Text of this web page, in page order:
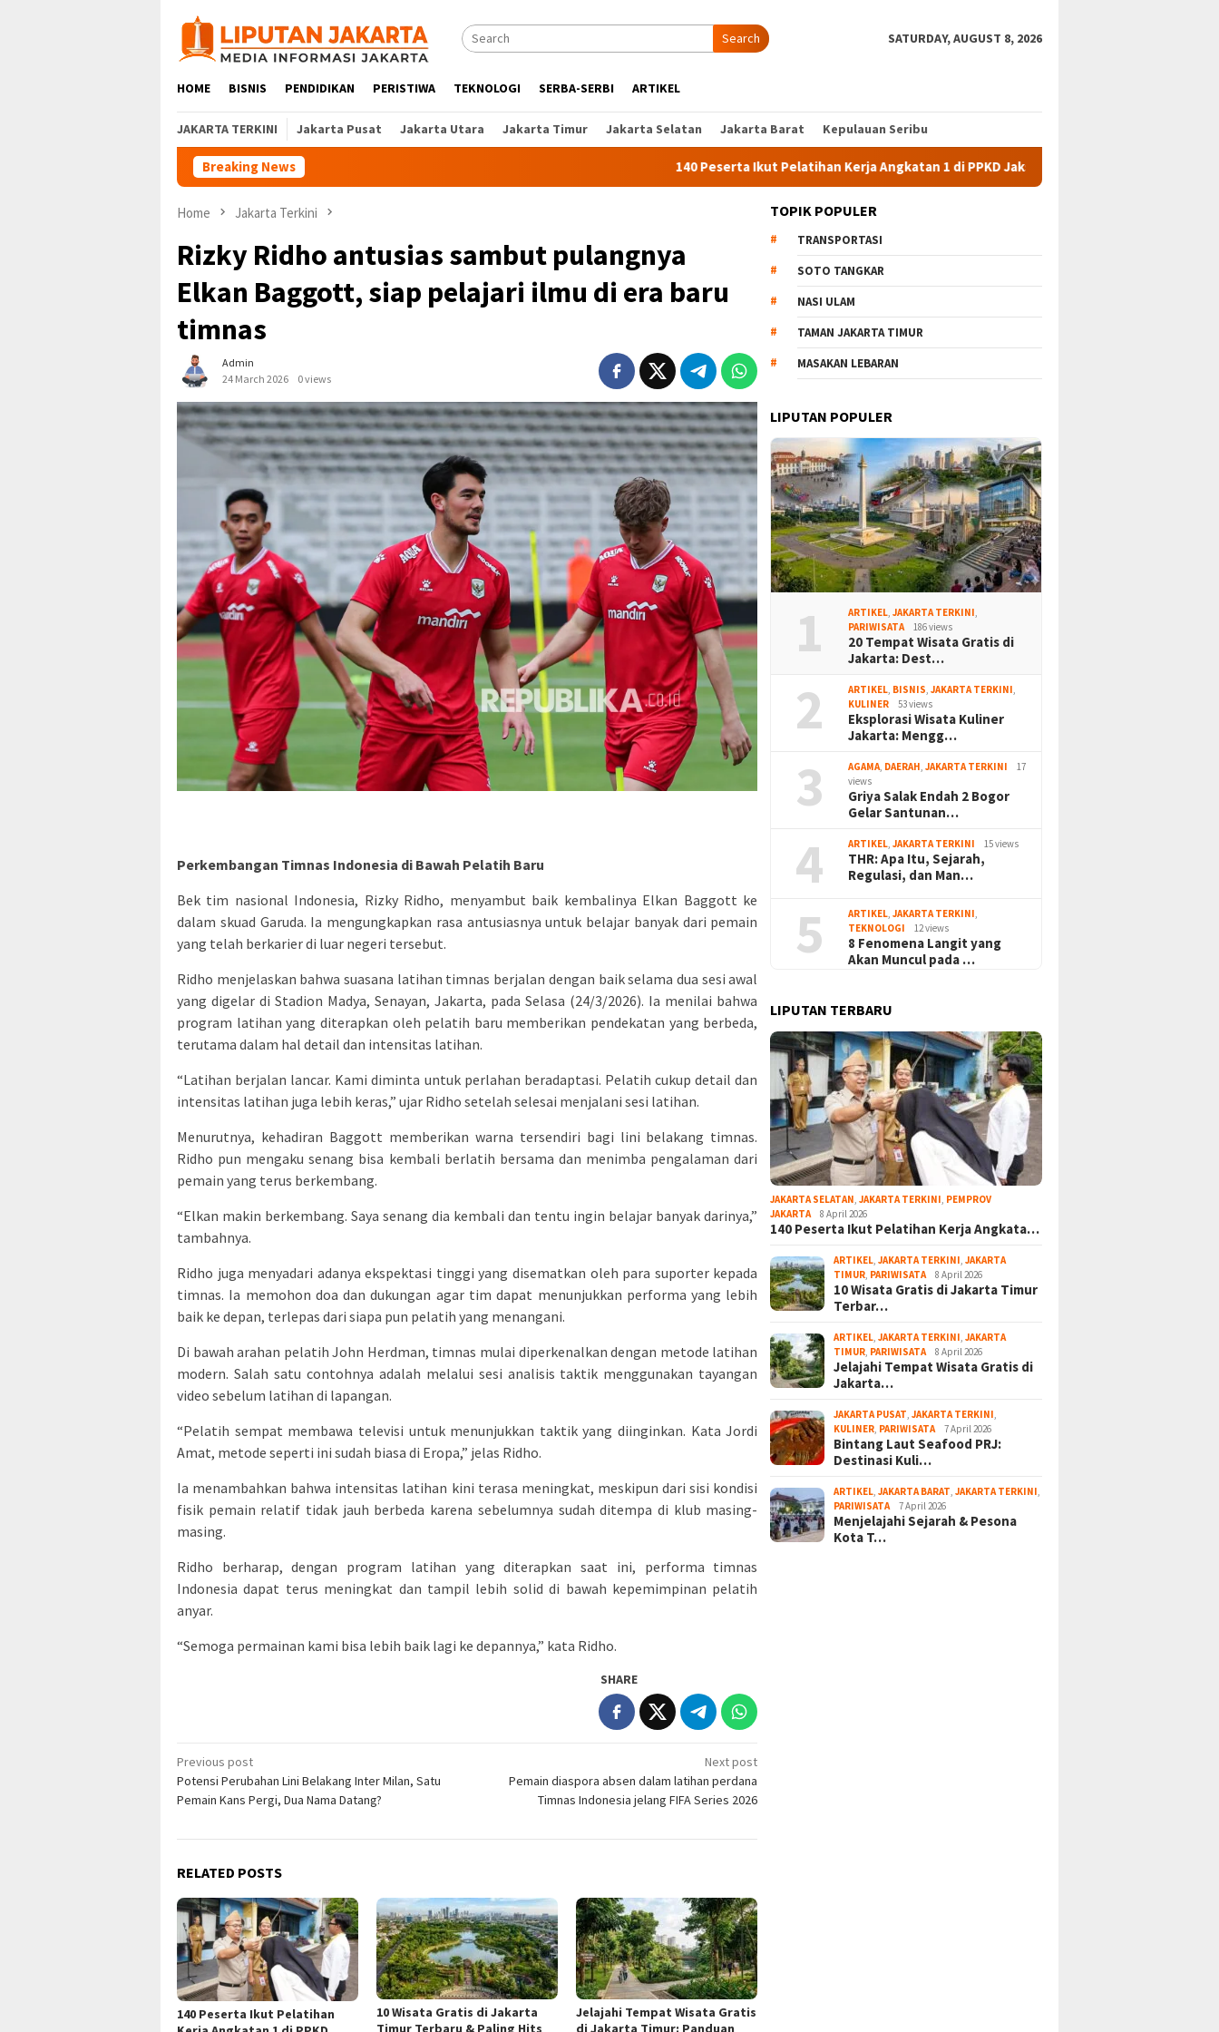
content
Search SATURDAY, AUGUST 8, 2026
HOME BISNIS PENDIDIKAN PERISTIWA TEKNOLOGI SERBA-SERBI ARTIKEL
JAKARTA TERKINI Jakarta Pusat Jakarta Utara Jakarta Timur Jakarta Selatan Jakarta Barat Kepulauan Seribu
Breaking News 140 Peserta Ikut Pelatihan Kerja Angkatan 1 di PPKD Jaksel
Home Jakarta Terkini
Rizky Ridho antusias sambut pulangnya
Elkan Baggott, siap pelajari ilmu di era baru
timnas
Admin
24 March 2026
0 views
Perkembangan Timnas Indonesia di Bawah Pelatih Baru
Bek tim nasional Indonesia, Rizky Ridho, menyambut baik kembalinya Elkan Baggott ke
dalam skuad Garuda. Ia mengungkapkan rasa antusiasnya untuk belajar banyak dari pemain
yang telah berkarier di luar negeri tersebut.
Ridho menjelaskan bahwa suasana latihan timnas berjalan dengan baik selama dua sesi awal
yang digelar di Stadion Madya, Senayan, Jakarta, pada Selasa (24/3/2026). Ia menilai bahwa
program latihan yang diterapkan oleh pelatih baru memberikan pendekatan yang berbeda,
terutama dalam hal detail dan intensitas latihan.
“Latihan berjalan lancar. Kami diminta untuk perlahan beradaptasi. Pelatih cukup detail dan
intensitas latihan juga lebih keras,” ujar Ridho setelah selesai menjalani sesi latihan.
Menurutnya, kehadiran Baggott memberikan warna tersendiri bagi lini belakang timnas.
Ridho pun mengaku senang bisa kembali berlatih bersama dan menimba pengalaman dari
pemain yang terus berkembang.
“Elkan makin berkembang. Saya senang dia kembali dan tentu ingin belajar banyak darinya,”
tambahnya.
Ridho juga menyadari adanya ekspektasi tinggi yang disematkan oleh para suporter kepada
timnas. Ia memohon doa dan dukungan agar tim dapat menunjukkan performa yang lebih
baik ke depan, terlepas dari siapa pun pelatih yang menangani.
Di bawah arahan pelatih John Herdman, timnas mulai diperkenalkan dengan metode latihan
modern. Salah satu contohnya adalah melalui sesi analisis taktik menggunakan tayangan
video sebelum latihan di lapangan.
“Pelatih sempat membawa televisi untuk menunjukkan taktik yang diinginkan. Kata Jordi
Amat, metode seperti ini sudah biasa di Eropa,” jelas Ridho.
Ia menambahkan bahwa intensitas latihan kini terasa meningkat, meskipun dari sisi kondisi
fisik pemain relatif tidak jauh berbeda karena sebelumnya sudah ditempa di klub masing-
masing.
Ridho berharap, dengan program latihan yang diterapkan saat ini, performa timnas
Indonesia dapat terus meningkat dan tampil lebih solid di bawah kepemimpinan pelatih
anyar.
“Semoga permainan kami bisa lebih baik lagi ke depannya,” kata Ridho.
SHARE
Post
navigation
Previous post
Potensi Perubahan Lini Belakang Inter Milan, Satu
Pemain Kans Pergi, Dua Nama Datang?
Next post
Pemain diaspora absen dalam latihan perdana
Timnas Indonesia jelang FIFA Series 2026
RELATED POSTS
140 Peserta Ikut Pelatihan
10 Wisata Gratis di Jakarta
Timur Terbaru & Paling Hits
Jelajahi Tempat Wisata Gratis
di Jakarta Timur: Panduan
TOPIK POPULER
TRANSPORTASI
SOTO TANGKAR
NASI ULAM
TAMAN JAKARTA TIMUR
MASAKAN LEBARAN
LIPUTAN POPULER
1 ARTIKEL ,JAKARTA TERKINI
PARIWISATA
186 views
20 Tempat Wisata Gratis di
Jakarta: Dest…
2 ARTIKEL BISNIS ,JAKARTA TERKINI
KULINER
53 views
Eksplorasi Wisata Kuliner
Jakarta: Mengg…
3 AGAMA DAERAH ,JAKARTA TERKINI
17
views
Griya Salak Endah 2 Bogor
Gelar Santunan…
4 ARTIKEL ,JAKARTA TERKINI 15 views
THR: Apa Itu, Sejarah,
Regulasi, dan Man…
5 ARTIKEL ,JAKARTA TERKINI
TEKNOLOGI
12 views
8 Fenomena Langit yang
Akan Muncul pada …
LIPUTAN TERBARU
JAKARTA SELATAN ,JAKARTA TERKINI PEMPROV
JAKARTA
8 April 2026
140 Peserta Ikut Pelatihan Kerja Angkata…
ARTIKEL ,JAKARTA TERKINI ,JAKARTA
TIMUR PARIWISATA 8 April 2026
10 Wisata Gratis di Jakarta Timur
Terbar…
ARTIKEL ,JAKARTA TERKINI ,JAKARTA
TIMUR PARIWISATA 8 April 2026
Jelajahi Tempat Wisata Gratis di
Jakarta…
JAKARTA PUSAT ,JAKARTA TERKINI
KULINER PARIWISATA 7 April 2026
Bintang Laut Seafood PRJ:
Destinasi Kuli…
ARTIKEL ,JAKARTA BARAT ,JAKARTA TERKINI
PARIWISATA
7 April 2026
Menjelajahi Sejarah & Pesona
Kota T…